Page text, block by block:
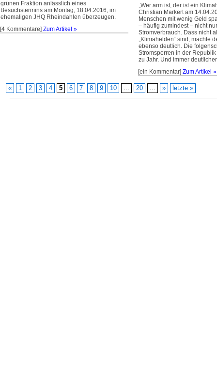
grünen Fraktion anlässlich eines
Besuchstermins am Montag, 18.04.2016, im
ehemaligen JHQ Rheindahlen überzeugen.
[4 Kommentare] Zum Artikel »
„Wer arm ist, der ist ein
Christian Markert am
Menschen mit wenig Geld
– häufig zumindest – nicht
Stromverbrauch. Dass nicht
„Klimahelden“ sind, machte
ebenso deutlich. Die
Stromsperren in der
zu Jahr. Und immer
[ein Kommentar] Zum Artikel »
« 1 2 3 4 5 6 7 8 9 10 ... 20 ... » letzte »